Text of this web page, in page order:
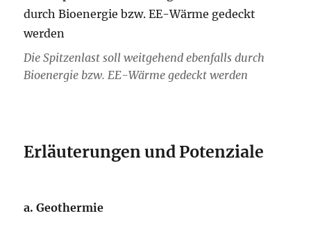
Die Spitzenlast soll weitgehend ebenfalls durch
Bioenergie bzw. EE-Wärme gedeckt werden
Erläuterungen und Potenziale
a. Geothermie